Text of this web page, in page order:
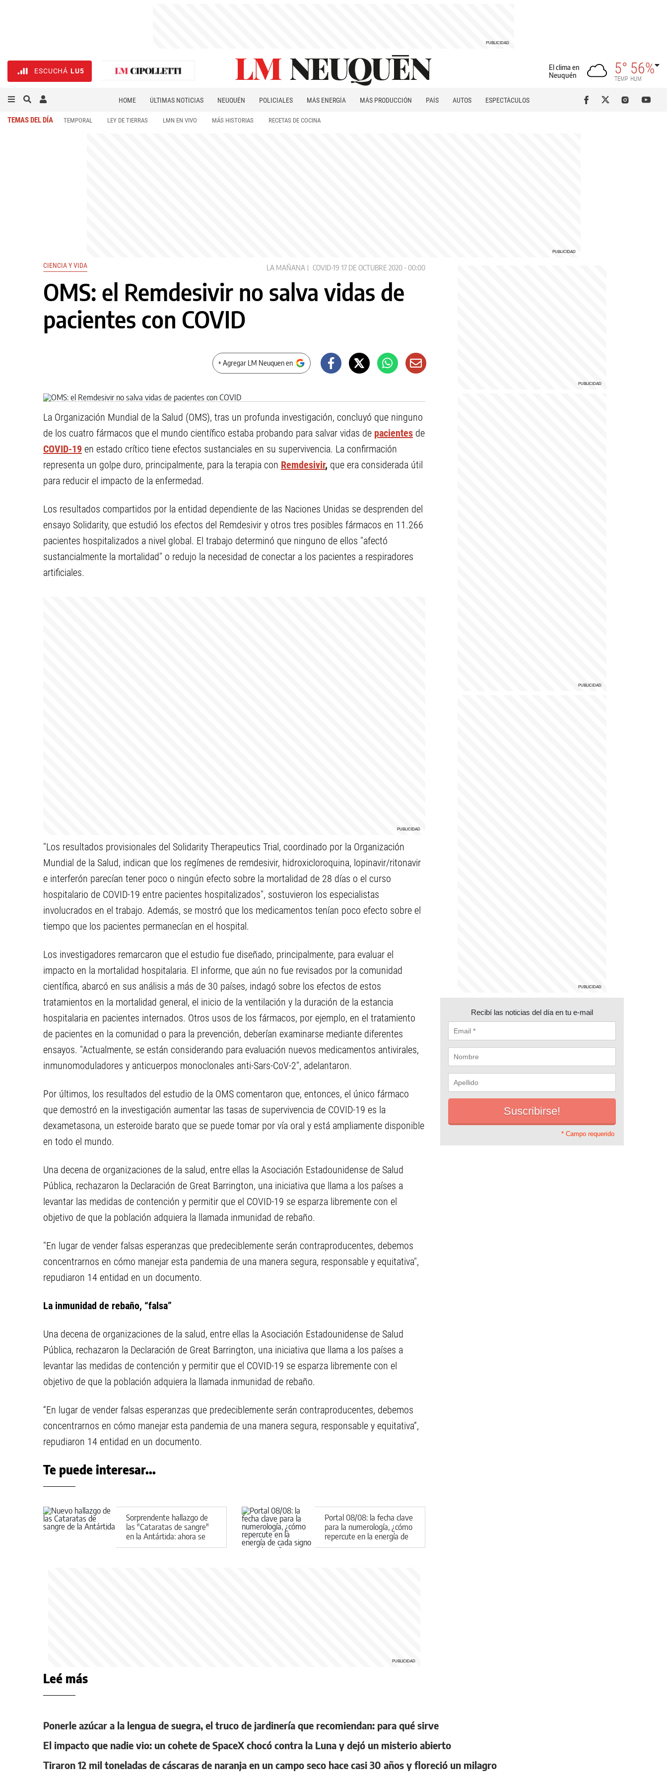
ESCUCHÁ LU5
El clima en
Neuquén
5°
TEMP
56%
HUM
HOME ÚLTIMAS NOTICIAS NEUQUÉN POLICIALES MÁS ENERGÍA MÁS PRODUCCIÓN PAÍS AUTOS
ESPECTÁCULOS
TEMAS DEL DÍA TEMPORAL LEY DE TIERRAS LMN EN VIVO MÁS HISTORIAS RECETAS DE COCINA
CIENCIA Y VIDA LA MAÑANA COVID-19 17 DE OCTUBRE 2020 - 00:00
OMS: el Remdesivir no salva vidas de
pacientes con COVID
+ Agregar LM Neuquen en
La Organización Mundial de la Salud (OMS), tras un profunda investigación, concluyó que ninguno
de los cuatro fármacos que el mundo científico estaba probando para salvar vidas de pacientes de
COVID-19 en estado crítico tiene efectos sustanciales en su supervivencia. La confirmación
representa un golpe duro, principalmente, para la terapia con Remdesivir, que era considerada útil
para reducir el impacto de la enfermedad.
Los resultados compartidos por la entidad dependiente de las Naciones Unidas se desprenden del
ensayo Solidarity, que estudió los efectos del Remdesivir y otros tres posibles fármacos en 11.266
pacientes hospitalizados a nivel global. El trabajo determinó que ninguno de ellos "afectó
sustancialmente la mortalidad" o redujo la necesidad de conectar a los pacientes a respiradores
artificiales.
"Los resultados provisionales del Solidarity Therapeutics Trial, coordinado por la Organización
Mundial de la Salud, indican que los regímenes de remdesivir, hidroxicloroquina, lopinavir/ritonavir
e interferón parecían tener poco o ningún efecto sobre la mortalidad de 28 días o el curso
hospitalario de COVID-19 entre pacientes hospitalizados", sostuvieron los especialistas
involucrados en el trabajo. Además, se mostró que los medicamentos tenían poco efecto sobre el
tiempo que los pacientes permanecían en el hospital.
Los investigadores remarcaron que el estudio fue diseñado, principalmente, para evaluar el
impacto en la mortalidad hospitalaria. El informe, que aún no fue revisados por la comunidad
científica, abarcó en sus análisis a más de 30 países, indagó sobre los efectos de estos
tratamientos en la mortalidad general, el inicio de la ventilación y la duración de la estancia
hospitalaria en pacientes internados. Otros usos de los fármacos, por ejemplo, en el tratamiento
de pacientes en la comunidad o para la prevención, deberían examinarse mediante diferentes
ensayos. "Actualmente, se están considerando para evaluación nuevos medicamentos antivirales,
inmunomoduladores y anticuerpos monoclonales anti-Sars-CoV-2", adelantaron.
Por últimos, los resultados del estudio de la OMS comentaron que, entonces, el único fármaco
que demostró en la investigación aumentar las tasas de supervivencia de COVID-19 es la
dexametasona, un esteroide barato que se puede tomar por vía oral y está ampliamente disponible
en todo el mundo.
Una decena de organizaciones de la salud, entre ellas la Asociación Estadounidense de Salud
Pública, rechazaron la Declaración de Great Barrington, una iniciativa que llama a los países a
levantar las medidas de contención y permitir que el COVID-19 se esparza libremente con el
objetivo de que la población adquiera la llamada inmunidad de rebaño.
"En lugar de vender falsas esperanzas que predeciblemente serán contraproducentes, debemos
concentrarnos en cómo manejar esta pandemia de una manera segura, responsable y equitativa",
repudiaron 14 entidad en un documento.
La inmunidad de rebaño, “falsa”
Una decena de organizaciones de la salud, entre ellas la Asociación Estadounidense de Salud
Pública, rechazaron la Declaración de Great Barrington, una iniciativa que llama a los países a
levantar las medidas de contención y permitir que el COVID-19 se esparza libremente con el
objetivo de que la población adquiera la llamada inmunidad de rebaño.
“En lugar de vender falsas esperanzas que predeciblemente serán contraproducentes, debemos
concentrarnos en cómo manejar esta pandemia de una manera segura, responsable y equitativa”,
repudiaron 14 entidad en un documento.
Te puede interesar...
Sorprendente hallazgo de
las "Cataratas de sangre"
en la Antártida: ahora se
sabe qué es este fenómeno
Portal 08/08: la fecha clave
para la numerología, ¿cómo
repercute en la energía de
cada signo y qué hacer?
Recibí las noticias del día en tu e-mail
* Campo requerido
Leé más
Ponerle azúcar a la lengua de suegra, el truco de jardinería que recomiendan: para qué sirve
El impacto que nadie vio: un cohete de SpaceX chocó contra la Luna y dejó un misterio abierto
Tiraron 12 mil toneladas de cáscaras de naranja en un campo seco hace casi 30 años y floreció un milagro